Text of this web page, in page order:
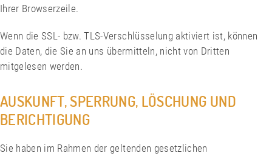
Ihrer Browserzeile.
Wenn die SSL- bzw. TLS-Verschlüsselung aktiviert ist, können
die Daten, die Sie an uns übermitteln, nicht von Dritten
mitgelesen werden.
AUSKUNFT, SPERRUNG, LÖSCHUNG UND
BERICHTIGUNG
Sie haben im Rahmen der geltenden gesetzlichen